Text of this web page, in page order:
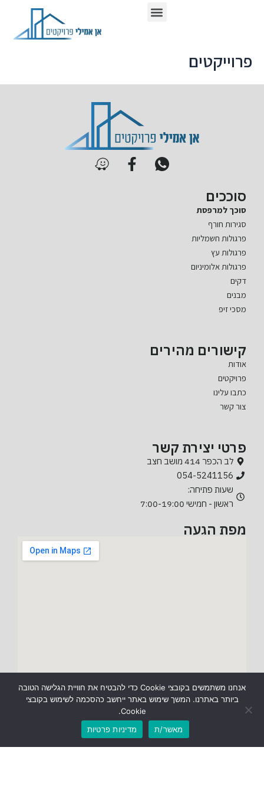
תפריט
פרוייקטים
סוככים
סוכך למרפסת
סגירות חורף
פרגולות חשמליות
פרגולות עץ
פרגולות אלומיניום
דקים
מבנים
מסכי זיפ
קישורים מהירים
אודות
פרויקטים
כתבו עלינו
צור קשר
פרטי יצירת קשר
לב הכפר 414 מושב חצב
054-5241156
שעות פתיחה:
ראשון - חמישי 7:00-19:00
מפת הגעה
אנחנו משתמשים בקובצי Cookie כדי להבטיח את חוויית הגלישה הטובה
ביותר באתרנו. המשך שימוש באתר ייחשב כהסכמה לשימוש בקובצי
Cookie.
מאשר/ת
מדיניות פרטיות